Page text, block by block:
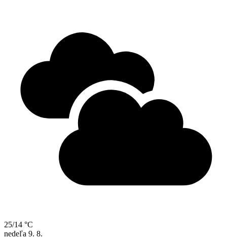
25/14 °C
nedeľa 9. 8.